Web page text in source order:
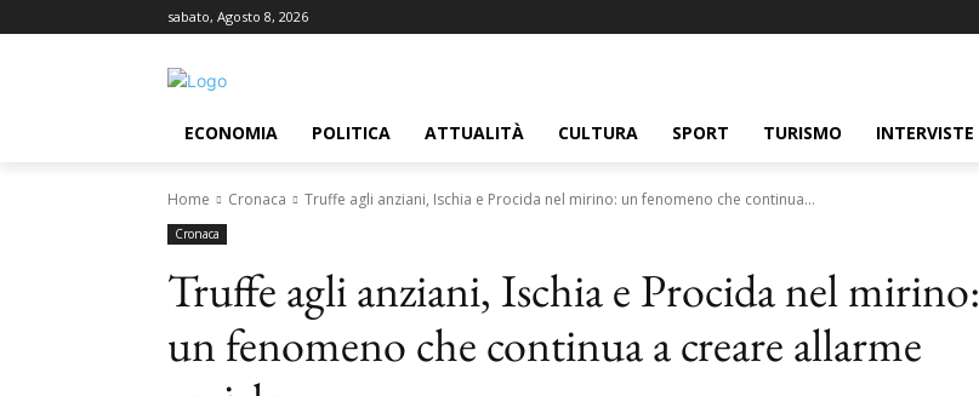
sabato, Agosto 8, 2026
ECONOMIA POLITICA ATTUALITÀ CULTURA SPORT TURISMO INTERVISTE
Home Cronaca Truffe agli anziani, Ischia e Procida nel mirino: un fenomeno che continua...
Cronaca
Truffe agli anziani, Ischia e Procida nel mirino:
un fenomeno che continua a creare allarme